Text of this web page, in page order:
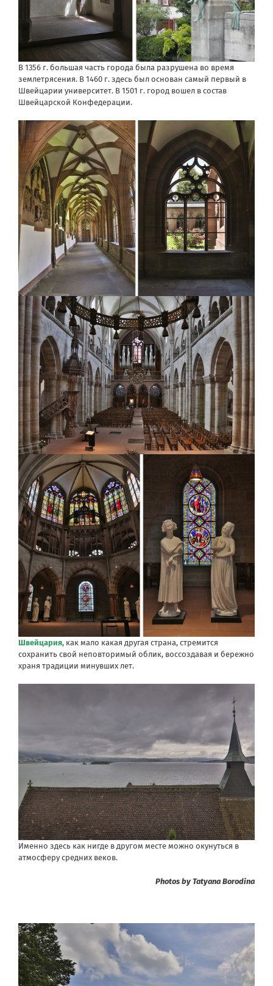
В 1356 г. большая часть города была разрушена во время
землетрясения. В 1460 г. здесь был основан самый первый в
Швейцарии университет. В 1501 г. город вошел в состав
Швейцарской Конфедерации.
Швейцария, как мало какая другая страна, стремится
сохранить свой неповторимый облик, воссоздавая и бережно
храня традиции минувших лет.
Именно здесь как нигде в другом месте можно окунуться в
атмосферу средних веков.
Photos by Tatyana Borodina